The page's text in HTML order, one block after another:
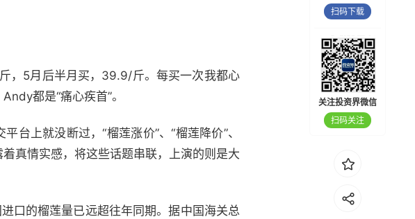
，5月后半月买，39.9/斤。每买一次我都心
都是“痛心疾首”。
上就没断过，“榴莲涨价”、“榴莲降价”、
着真情实感，将这些话题串联，上演的则是大
口的榴莲量已远超往年同期。据中国海关总
扫码下载
关注投资界微信
扫码关注